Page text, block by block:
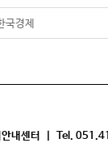
경제
이안내센터 | Tel.